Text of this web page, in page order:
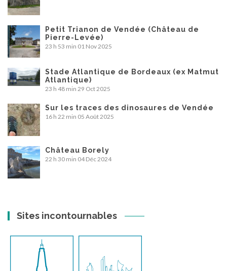
Petit Trianon de Vendée (Château de
Pierre-Levée)
23 h 53 min 01 Nov 2025
Stade Atlantique de Bordeaux (ex Matmut
Atlantique)
23 h 48 min 29 Oct 2025
Sur les traces des dinosaures de Vendée
16 h 22 min 05 Août 2025
Château Borely
22 h 30 min 04 Déc 2024
Sites incontournables